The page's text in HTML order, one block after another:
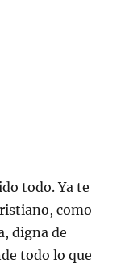
todo. Ya te
como
digna de
todo lo que